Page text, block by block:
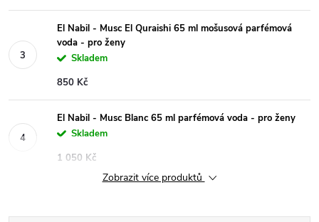
El Nabil - Musc El Quraishi 65 ml mošusová parfémová
voda - pro ženy
Skladem
850 Kč
El Nabil - Musc Blanc 65 ml parfémová voda - pro ženy
Skladem
1 050 Kč
Zobrazit více produktů